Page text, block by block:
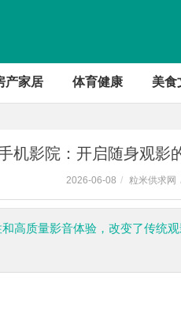
产家居 体育健康 美食
机影院：开启随身观影
2026-06-08 / 粒米供求网
高质量影音体验，改变了传统